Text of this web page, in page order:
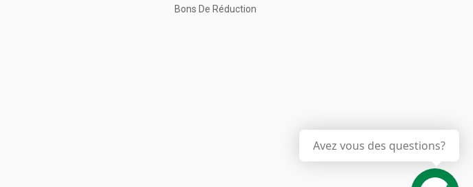
Bons De Réduction
Avez vous des questions?